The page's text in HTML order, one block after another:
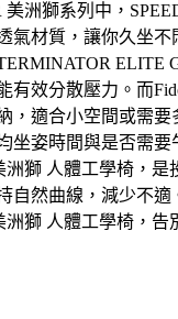
洲獅系列中，
氣材質，讓你久坐不
ELITE
有效分散壓力。而
，適合小空間或需要
坐姿時間與是否需要
洲獅 人體工學椅，是
自然曲線，減少不適
洲獅 人體工學椅，告